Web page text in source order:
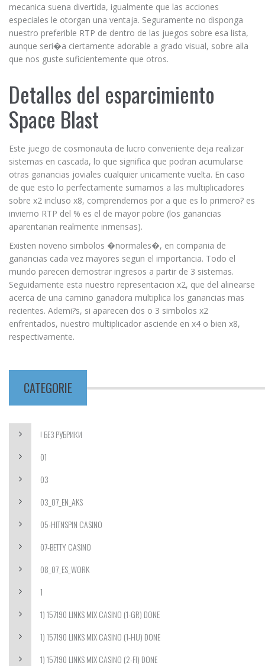
mecanica suena divertida, igualmente que las acciones
especiales le otorgan una ventaja. Seguramente no disponga
nuestro preferible RTP de dentro de las juegos sobre esa lista,
aunque seri�a ciertamente adorable a grado visual, sobre alla
que nos guste suficientemente que otros.
Detalles del esparcimiento
Space Blast
Este juego de cosmonauta de lucro conveniente deja realizar
sistemas en cascada, lo que significa que podran acumularse
otras ganancias joviales cualquier unicamente vuelta. En caso
de que esto lo perfectamente sumamos a las multiplicadores
sobre x2 incluso x8, comprendemos por a que es lo primero? es
invierno RTP del % es el de mayor pobre (los ganancias
aparentarian realmente inmensas).
Existen noveno simbolos �normales�, en compania de
ganancias cada vez mayores segun el importancia. Todo el
mundo parecen demostrar ingresos a partir de 3 sistemas.
Seguidamente esta nuestro representacion x2, que del alinearse
acerca de una camino ganadora multiplica los ganancias mas
recientes. Ademi?s, si aparecen dos o 3 simbolos x2
enfrentados, nuestro multiplicador asciende en x4 o bien x8,
respectivamente.
CATEGORIE
! БЕЗ РУБРИКИ
01
03
03_07_EN_AKS
05-HITNSPIN CASINO
07-BETTY CASINO
08_07_ES_WORK
1
1) 157190 LINKS MIX CASINO (1-GR) DONE
1) 157190 LINKS MIX CASINO (1-HU) DONE
1) 157190 LINKS MIX CASINO (2-FI) DONE